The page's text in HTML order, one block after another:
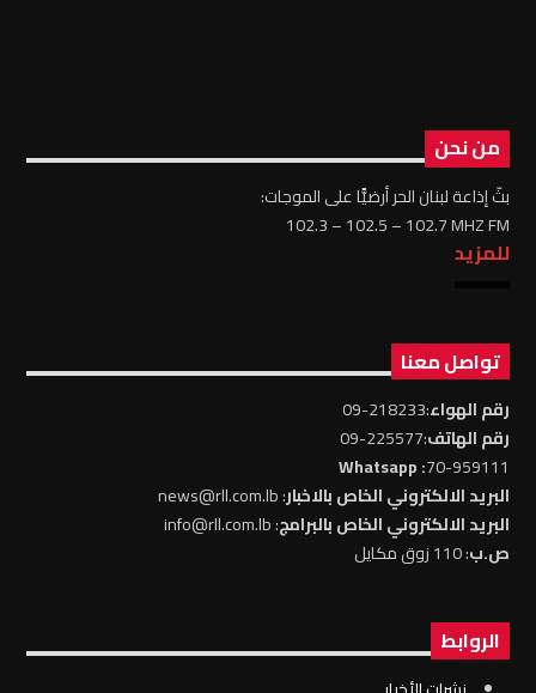
من نحن
بثّ إذاعة لبنان الحر أرضيًّا على الموجات:
102.3 – 102.5 – 102.7 MHZ FM
للمزيد
تواصل معنا
رقم الهواء:218233-09
رقم الهاتف:225577-09
70-959111
: Whatsapp
البريد الالكتروني الخاص بالاخبار: news@rll.com.lb
البريد الالكتروني الخاص بالبرامج: info@rll.com.lb
ص.ب: 110 زوق مكايل
الروابط